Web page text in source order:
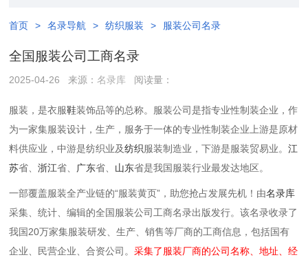
首页 > 名录导航 > 纺织服装 > 服装公司名录
全国服装公司工商名录
2025-04-26 来源：名录库 阅读量：
服装，是衣服鞋装饰品等的总称。服装公司是指专业性制装企业，作
为一家集服装设计，生产，服务于一体的专业性制装企业上游是原材
料供应业，中游是纺织业及纺织服装制造业，下游是服装贸易业。江
苏省、浙江省、 广东省、 山东省是我国服装行业最发达地区。
一部覆盖服装全产业链的“服装黄页”，助您抢占发展先机！由名录库
采集、统计、编辑的全国服装公司工商名录出版发行。该名录收录了
我国20万家集服装研发、生产、销售等厂商的工商信息，包括国有
企业、民营企业、合资公司。采集了服装厂商的公司名称、地址、经